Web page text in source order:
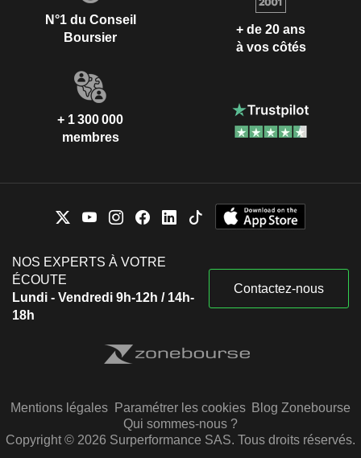
N°1 du Conseil
Boursier
+ de 20 ans
à vos côtés
+ 1 300 000
membres
NOS EXPERTS À VOTRE
ÉCOUTE
Lundi - Vendredi 9h-12h / 14h-
18h
Contactez-nous
Mentions légales Paramétrer les cookies Blog Zonebourse
Qui sommes-nous ?
Copyright © 2026 Surperformance SAS. Tous droits réservés.